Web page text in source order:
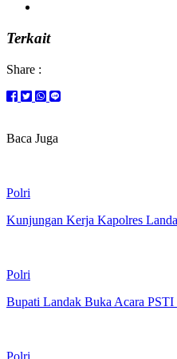
Terkait
Share :
Baca Juga
Polri
Kunjungan Kerja Kapolres
Polri
Bupati Landak Buka Acara PSTI
Polri